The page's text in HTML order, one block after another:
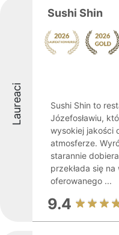
Laureaci
Sushi Shin
Sushi Shin to
Józefosławiu,
wysokiej jakości
atmosferze.
starannie
przekłada się
oferowanego ...
9.4